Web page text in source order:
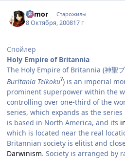
Remor Старожилы
8 Октября, 200817 г
Спойлер
Holy Empire of Britannia
The Holy Empire of Britannia (神聖
Buritania Teikoku?) is an imperial
prominent superpower within the
controlling over one-third of the
series, which expands as the
is based in North America, and its
which is located near the real
Britannian society is elitist and
Darwinism. Society is arranged by